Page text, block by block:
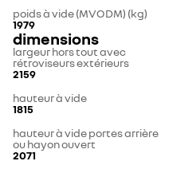
poids à vide (MVODM) (kg)
1979
dimensions
largeur hors tout avec
rétroviseurs extérieurs
2159
hauteur à vide
1815
hauteur à vide portes arrière
ou hayon ouvert
2071